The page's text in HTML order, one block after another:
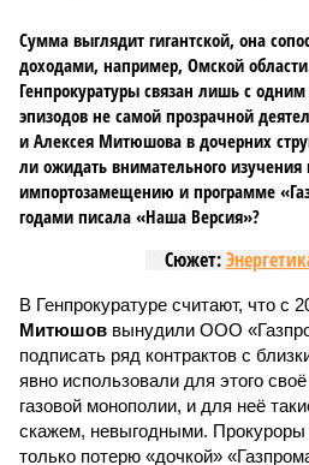
Сумма выглядит гигантской, она
доходами, например, Омской
Генпрокуратуры связан лишь с
эпизодов не самой прозрачной
и Алексея Митюшова в дочерних
ли ожидать внимательного изучения
импортозамещению и программе
годами писала «Наша Версия»?
Сюжет:
В Генпрокуратуре считают, что с
Митюшов вынудили ООО
подписать ряд контрактов с
явно использовали для этого
газовой монополии, и для неё
скажем, невыгодными. Прокуроры
только потерю «дочкой»